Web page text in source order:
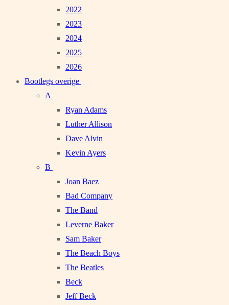
2022
2023
2024
2025
2026
Bootlegs overige
A
Ryan Adams
Luther Allison
Dave Alvin
Kevin Ayers
B
Joan Baez
Bad Company
The Band
Leverne Baker
Sam Baker
The Beach Boys
The Beatles
Beck
Jeff Beck